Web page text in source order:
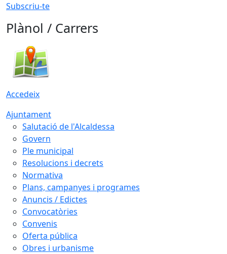
Subscriu-te
Plànol / Carrers
Accedeix
Ajuntament
Salutació de l'Alcaldessa
Govern
Ple municipal
Resolucions i decrets
Normativa
Plans, campanyes i programes
Anuncis / Edictes
Convocatòries
Convenis
Oferta pública
Obres i urbanisme